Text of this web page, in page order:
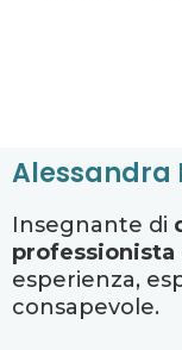
Alessandra
Insegnante di
professionista
esperienza,
consapevole.